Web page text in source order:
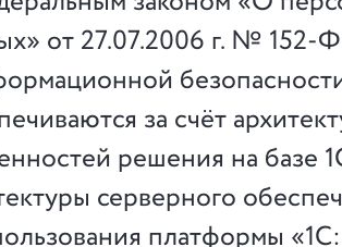
от 27.07.2006 г. № 152-
за счёт
решения на базе
серверного
платформы